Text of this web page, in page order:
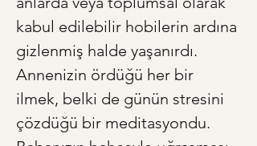
kabul edilebilir hobilerin ardına
gizlenmiş halde yaşanırdı.
Annenizin ördüğü her bir
ilmek, belki de günün stresini
çözdüğü bir meditasyondu.